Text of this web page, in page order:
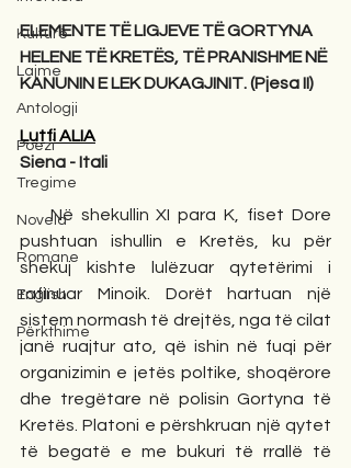
Kulturë
Lajme
Antologji
Poezi
Tregime
Novela
Romane
English
Përkthime
ELEMENTE TË LIGJEVE TË GORTYNA
HELENE TË KRETËS, TË PRANISHME NË
KANUNIN E LEK DUKAGJINIT. (Pjesa II)
Lutfi ALIA
Siena - Itali
Në shekullin XI para K, fiset Dore
pushtuan ishullin e Kretës, ku për
shekuj kishte lulëzuar qytetërimi i
rafinuar Minoik. Dorët hartuan një
sistem normash të drejtës, nga të cilat
janë ruajtur ato, që ishin në fuqi për
organizimin e jetës poltike, shoqërore
dhe tregëtare në polisin Gortyna të
Kretës. Platoni e përshkruan një qytet
të begatë e me bukuri të rrallë të